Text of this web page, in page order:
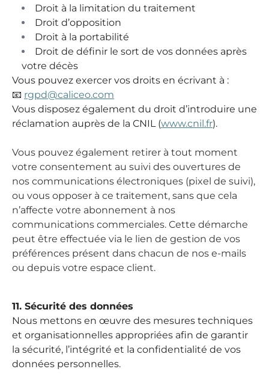
Droit à la limitation du traitement
Droit d’opposition
Droit à la portabilité
Droit de définir le sort de vos données après
votre décès
Vous pouvez exercer vos droits en écrivant à :
📧 rgpd@caliceo.com
Vous disposez également du droit d’introduire une
réclamation auprès de la CNIL (www.cnil.fr).
Vous pouvez également retirer à tout moment
votre consentement au suivi des ouvertures de
nos communications électroniques (pixel de suivi),
ou vous opposer à ce traitement, sans que cela
n’affecte votre abonnement à nos
communications commerciales. Cette démarche
peut être effectuée via le lien de gestion de vos
préférences présent dans chacun de nos e-mails
ou depuis votre espace client.
11. Sécurité des données
Nous mettons en œuvre des mesures techniques
et organisationnelles appropriées afin de garantir
la sécurité, l’intégrité et la confidentialité de vos
données personnelles.